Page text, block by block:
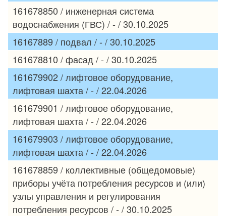
161678850 / инженерная система
водоснабжения (ГВС) / - / 30.10.2025
16167889 / подвал / - / 30.10.2025
161678810 / фасад / - / 30.10.2025
161679902 / лифтовое оборудование,
лифтовая шахта / - / 22.04.2026
161679901 / лифтовое оборудование,
лифтовая шахта / - / 22.04.2026
161679903 / лифтовое оборудование,
лифтовая шахта / - / 22.04.2026
161678859 / коллективные (общедомовые)
приборы учёта потребления ресурсов и (или)
узлы управления и регулирования
потребления ресурсов / - / 30.10.2025